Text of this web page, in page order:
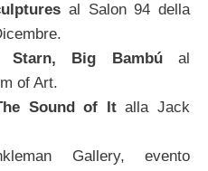
al Salon 94 della
Starn, Big Bambúal
of Art.
Sound of Italla Jack
Gallery, evento